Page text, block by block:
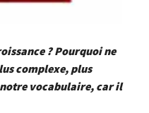
? Pourquoi ne
complexe, plus
notre vocabulaire, car il